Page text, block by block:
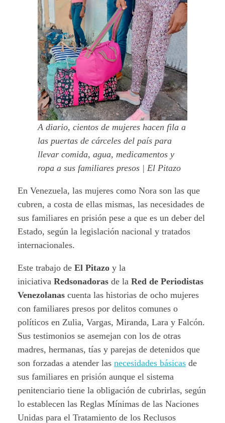
A diario, cientos de mujeres hacen fila a
las puertas de cárceles del país para
llevar comida, agua, medicamentos y
ropa a sus familiares presos | El Pitazo
En Venezuela, las mujeres como Nora son las que
cubren, a costa de ellas mismas, las necesidades de
sus familiares en prisión pese a que es un deber del
Estado, según la legislación nacional y tratados
internacionales.
Este trabajo de El Pitazo y la
iniciativa Redsonadoras de la Red de Periodistas
Venezolanas cuenta las historias de ocho mujeres
con familiares presos por delitos comunes o
políticos en Zulia, Vargas, Miranda, Lara y Falcón.
Sus testimonios se asemejan con los de otras
madres, hermanas, tías y parejas de detenidos que
son forzadas a atender las necesidades básicas de
sus familiares en prisión aunque el sistema
penitenciario tiene la obligación de cubrirlas, según
lo establecen las Reglas Mínimas de las Naciones
Unidas para el Tratamiento de los Reclusos